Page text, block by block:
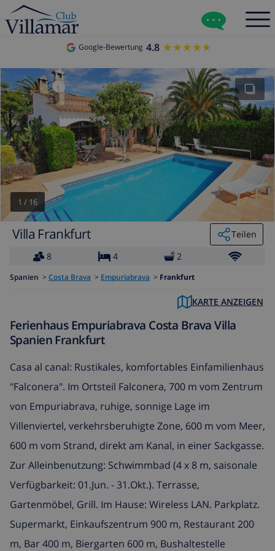
Google-Bewertung 4.8 ★★★★★
★★★★★
1 / 16
Villa Frankfurt
Teilen
8
4 2
Spanien > Costa Brava > Empuriabrava > Frankfurt
KARTE ANZEIGEN
Ferienhaus Empuriabrava Costa Brava Villa
Spanien Frankfurt
Casa al canal: Rustikales, komfortables Einfamilienhaus
"Falconera". Im Ortsteil Falconera, 700 m vom Zentrum
von Empuriabrava, ruhige, sonnige Lage im
Villenviertel, verkehrsberuhigte Zone, 600 m vom Meer,
600 m vom Strand, direkt am Kanal, in einer Sackgasse.
Zur Alleinbenutzung: Schwimmbad (4 x 8 m, saisonale
Verfügbarkeit: 01.Jun. - 31.Okt.). Terrasse,
Gartenmöbel, Grill. Im Hause: Wireless LAN. Parkplatz.
Supermarkt, Einkaufszentrum 900 m, Restaurant 200
m, Bar 400 m, Biergarten 600 m, Bushaltestelle